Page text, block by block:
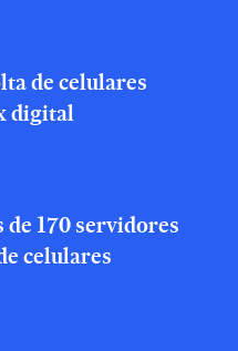
de celulares
digital
170 servidores
celulares